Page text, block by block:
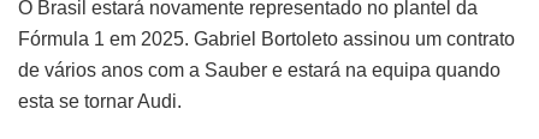
O Brasil estará novamente representado no plantel da
Fórmula 1 em 2025. Gabriel Bortoleto assinou um contrato
de vários anos com a Sauber e estará na equipa quando
esta se tornar Audi.